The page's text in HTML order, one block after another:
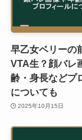
早乙女ベリーの
VTA生？顔バレ
齢・身長などプ
についても
2025年10月15日